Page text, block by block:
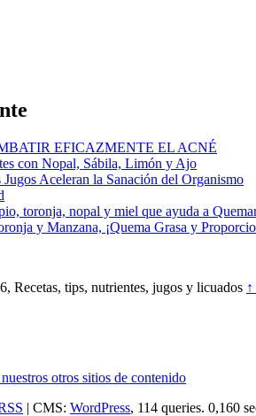
EFICAZMENTE EL ACNÉ
con Nopal, Sábila, Limón y Ajo
Aceleran la Sanación del Organismo
toronja, nopal y miel que ayuda a
y Manzana, ¡Quema Grasa y
Recetas, tips, nutrientes, jugos y licuados
otros sitios de contenido
| CMS: WordPress, 114 queries. 0,160